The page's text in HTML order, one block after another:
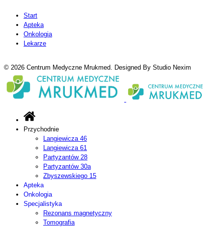
Start
Apteka
Onkologia
Lekarze
© 2026 Centrum Medyczne Mrukmed. Designed By Studio Nexim
Przychodnie
Langiewicza 46
Langiewicza 61
Partyzantów 28
Partyzantów 30a
Zbyszewskiego 15
Apteka
Onkologia
Specjalistyka
Rezonans magnetyczny
Tomografia